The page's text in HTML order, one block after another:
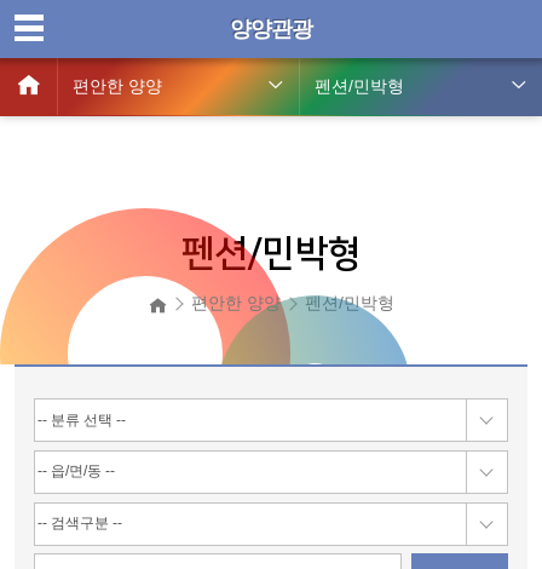
양양관광
편안한 양양 펜션/민박형
펜션/민박형
편안한 양양 펜션/민박형